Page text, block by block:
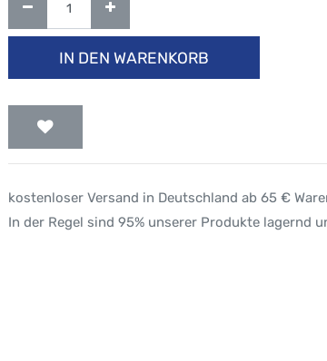
IN DEN WARENKORB
kostenloser Versand in Deutschland ab 65 €
In der Regel sind 95% unserer Produkte lagernd